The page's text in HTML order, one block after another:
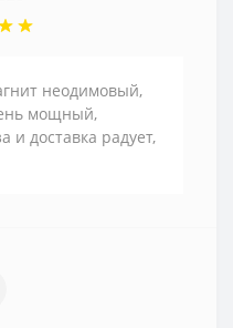
неодимовый,
мощный,
и доставка радует,